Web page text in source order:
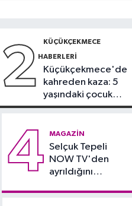
sponsoru
özendirdi,
2 KÜÇÜKÇEKMECE
HABERLERI
Küçükçekmece'de
kahreden kaza: 5
yaşındaki çocuk
yoğun bakımda
4 MAGAZIN
Selçuk Tepeli
NOW TV'den
ayrıldığını